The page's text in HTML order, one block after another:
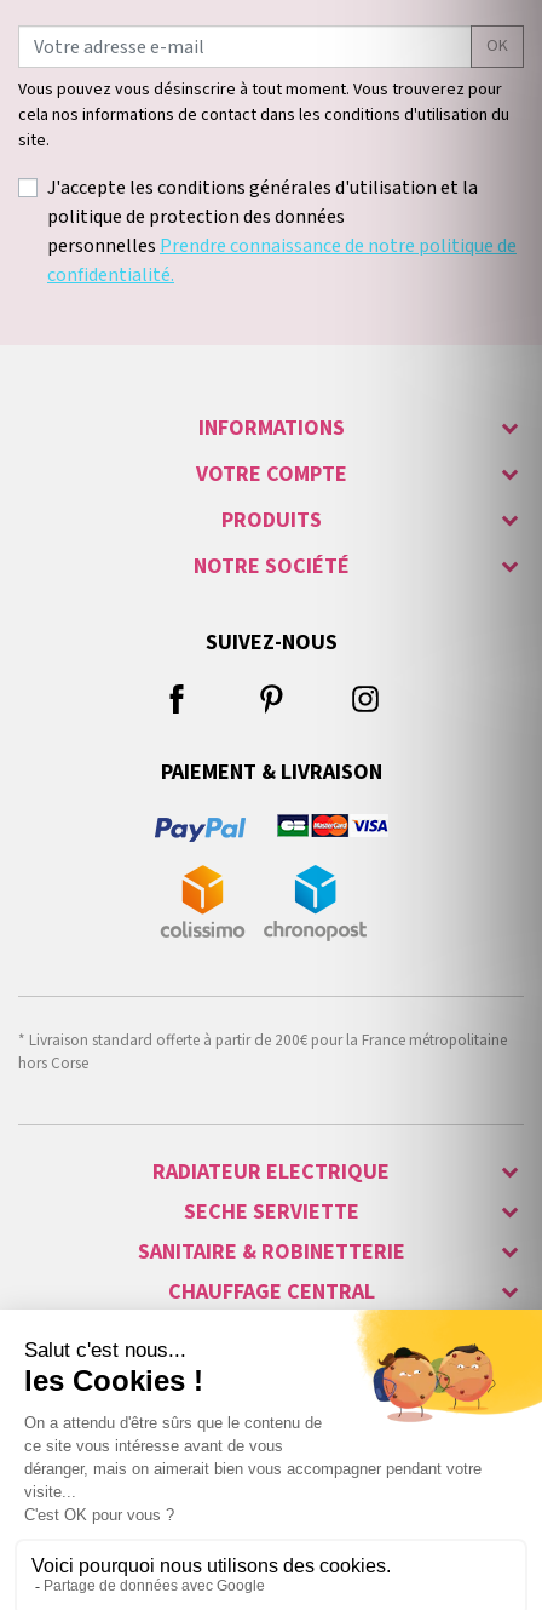
OK
Vous pouvez vous désinscrire à tout moment. Vous trouverez pour
cela nos informations de contact dans les conditions d'utilisation du
site.
J'accepte les conditions générales d'utilisation et la
politique de protection des données
personnelles Prendre connaissance de notre politique de
confidentialité.
INFORMATIONS
VOTRE COMPTE
PRODUITS
NOTRE SOCIÉTÉ
SUIVEZ-NOUS
PAIEMENT & LIVRAISON
* Livraison standard offerte à partir de 200€ pour la France métropolitaine
hors Corse
RADIATEUR ELECTRIQUE
SECHE SERVIETTE
SANITAIRE & ROBINETTERIE
CHAUFFAGE CENTRAL
ALARME & SÉCURITÉ
MAISON CONNECTÉE
VISIOPHONE & INTERPHONE
LUMINAIRES & ECLAIRAGE